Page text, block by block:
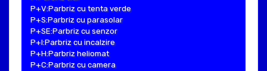
P+V:Parbriz cu tenta verde
P+S:Parbriz cu parasolar
P+SE:Parbriz cu senzor
P+I:Parbriz cu incalzire
P+H:Parbriz heliomat
P+C:Parbriz cu camera